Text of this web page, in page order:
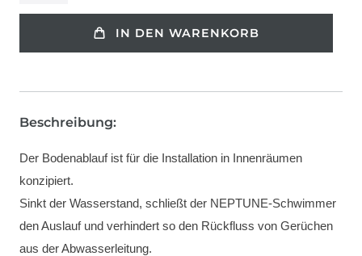
IN DEN WARENKORB
Beschreibung:
Der Bodenablauf ist für die Installation in Innenräumen
konzipiert.
Sinkt der Wasserstand, schließt der NEPTUNE-Schwimmer
den Auslauf und verhindert so den Rückfluss von Gerüchen
aus der Abwasserleitung.